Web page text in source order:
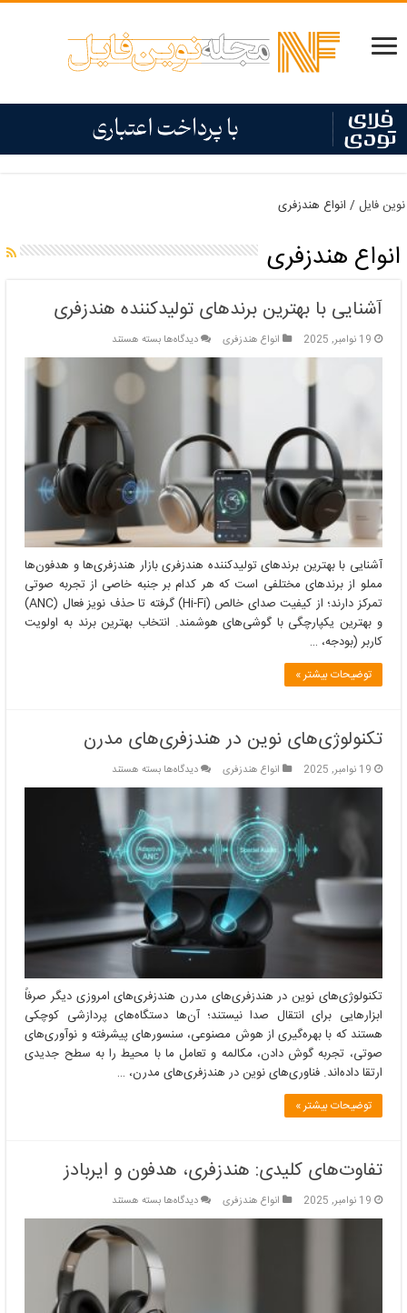
نوین فایل/ انواع هندزفری
انواع هندزفری
آشنایی با بهترین برندهای تولیدکننده هندزفری
19 نوامبر, 2025 انواع هندزفری دیدگاه‌هابرای
آشنایی
با
برندهای
تولیدکننده
هندزفری
بسته هستند
آشنایی با بهترین برندهای تولیدکننده هندزفری بازار هندزفری‌ها و هدفون‌ها
مملو از برندهای مختلفی است که هر کدام بر جنبه خاصی از تجربه صوتی
تمرکز دارند؛ از کیفیت صدای خالص (Hi-Fi) گرفته تا حذف نویز فعال (ANC)
و بهترین یکپارچگی با گوشی‌های هوشمند. انتخاب بهترین برند به اولویت
کاربر (بودجه، …
توضیحات بیشتر »
تکنولوژی‌های نوین در هندزفری‌های مدرن
19 نوامبر, 2025 انواع هندزفری دیدگاه‌هابرای
تکنولوژی‌های
در
هندزفری‌های
مدرن
بسته هستند
تکنولوژی‌های نوین در هندزفری‌های مدرن هندزفری‌های امروزی دیگر صرفاً
ابزارهایی برای انتقال صدا نیستند؛ آن‌ها دستگاه‌های پردازشی کوچکی
هستند که با بهره‌گیری از هوش مصنوعی، سنسورهای پیشرفته و نوآوری‌های
صوتی، تجربه گوش دادن، مکالمه و تعامل ما با محیط را به سطح جدیدی
ارتقا داده‌اند. فناوری‌های نوین در هندزفری‌های مدرن، …
توضیحات بیشتر »
تفاوت‌های کلیدی: هندزفری، هدفون و ایربادز
19 نوامبر, 2025 انواع هندزفری دیدگاه‌هابرای
تفاوت‌های
کلیدی:
هندزفری،
هدفون
و
ایربادز
بسته هستند